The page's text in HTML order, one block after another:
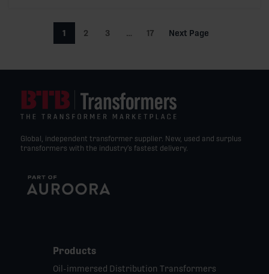
1 2 3 … 17 Next Page
Global, independent transformer supplier. New, used and surplus
transformers with the industry’s fastest delivery.
Products
Oil-immersed Distribution Transformers